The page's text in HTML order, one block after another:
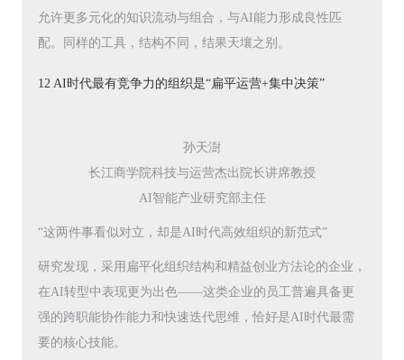
允许更多元化的知识流动与组合，与AI能力形成良性匹
配。同样的工具，结构不同，结果天壤之别。
12 AI时代最有竞争力的组织是“扁平运营+集中决策”
孙天澍
长江商学院科技与运营杰出院长讲席教授
AI智能产业研究部主任
“这两件事看似对立，却是AI时代高效组织的新范式”
研究发现，采用扁平化组织结构和精益创业方法论的企业，
在AI转型中表现更为出色——这类企业的员工普遍具备更
强的跨职能协作能力和快速迭代思维，恰好是AI时代最需
要的核心技能。